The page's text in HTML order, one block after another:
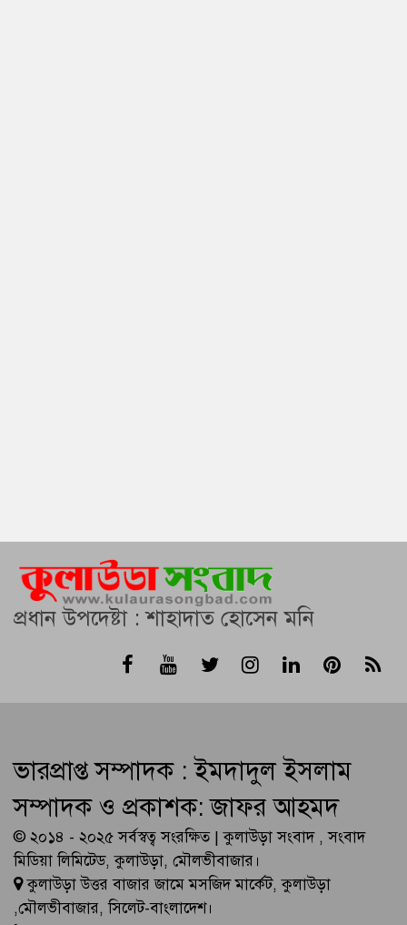
প্রধান উপদেষ্টা : শাহাদাত হোসেন মনি
ভারপ্রাপ্ত সম্পাদক : ইমদাদুল ইসলাম
সম্পাদক ও প্রকাশক: জাফর আহমদ
© ২০১৪ - ২০২৫ সর্বস্বত্ব সংরক্ষিত | কুলাউড়া সংবাদ , সংবাদ
মিডিয়া লিমিটেড, কুলাউড়া, মৌলভীবাজার।
কুলাউড়া উত্তর বাজার জামে মসজিদ মার্কেট, কুলাউড়া
,মৌলভীবাজার, সিলেট-বাংলাদেশ।